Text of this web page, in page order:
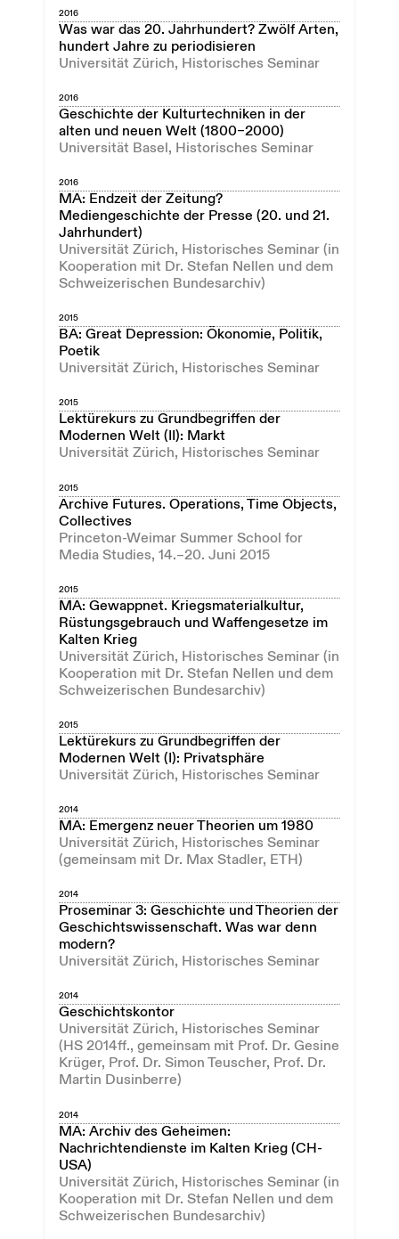
2016
Was war das 20. Jahrhundert? Zwölf Arten,
hundert Jahre zu periodisieren
Universität Zürich, Historisches Seminar
2016
Geschichte der Kulturtechniken in der
alten und neuen Welt (1800–2000)
Universität Basel, Historisches Seminar
2016
MA: Endzeit der Zeitung?
Mediengeschichte der Presse (20. und 21.
Jahrhundert)
Universität Zürich, Historisches Seminar (in
Kooperation mit Dr. Stefan Nellen und dem
Schweizerischen Bundesarchiv)
2015
BA: Great Depression: Ökonomie, Politik,
Poetik
Universität Zürich, Historisches Seminar
2015
Lektürekurs zu Grundbegriffen der
Modernen Welt (II): Markt
Universität Zürich, Historisches Seminar
2015
Archive Futures. Operations, Time Objects,
Collectives
Princeton-Weimar Summer School for
Media Studies, 14.–20. Juni 2015
2015
MA: Gewappnet. Kriegsmaterialkultur,
Rüstungsgebrauch und Waffengesetze im
Kalten Krieg
Universität Zürich, Historisches Seminar (in
Kooperation mit Dr. Stefan Nellen und dem
Schweizerischen Bundesarchiv)
2015
Lektürekurs zu Grundbegriffen der
Modernen Welt (I): Privatsphäre
Universität Zürich, Historisches Seminar
2014
MA: Emergenz neuer Theorien um 1980
Universität Zürich, Historisches Seminar
(gemeinsam mit Dr. Max Stadler, ETH)
2014
Proseminar 3: Geschichte und Theorien der
Geschichtswissenschaft. Was war denn
modern?
Universität Zürich, Historisches Seminar
2014
Geschichtskontor
Universität Zürich, Historisches Seminar
(HS 2014ff., gemeinsam mit Prof. Dr. Gesine
Krüger, Prof. Dr. Simon Teuscher, Prof. Dr.
Martin Dusinberre)
2014
MA: Archiv des Geheimen:
Nachrichtendienste im Kalten Krieg (CH-
USA)
Universität Zürich, Historisches Seminar (in
Kooperation mit Dr. Stefan Nellen und dem
Schweizerischen Bundesarchiv)